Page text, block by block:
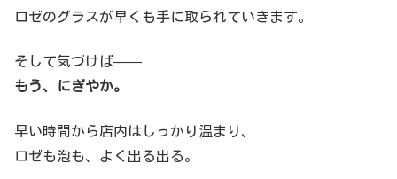
ロゼのグラスが早くも手に取られていきます。
そして気づけば——
もう、にぎやか。
早い時間から店内はしっかり温まり、
ロゼも泡も、よく出る出る。